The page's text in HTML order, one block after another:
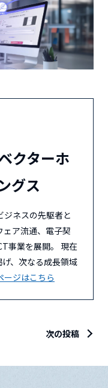
クターホ
グス
ネスの先駆者と
ア流通、電子契
事業を展開。 現在
、次なる成長領域
ージはこちら
次の投稿